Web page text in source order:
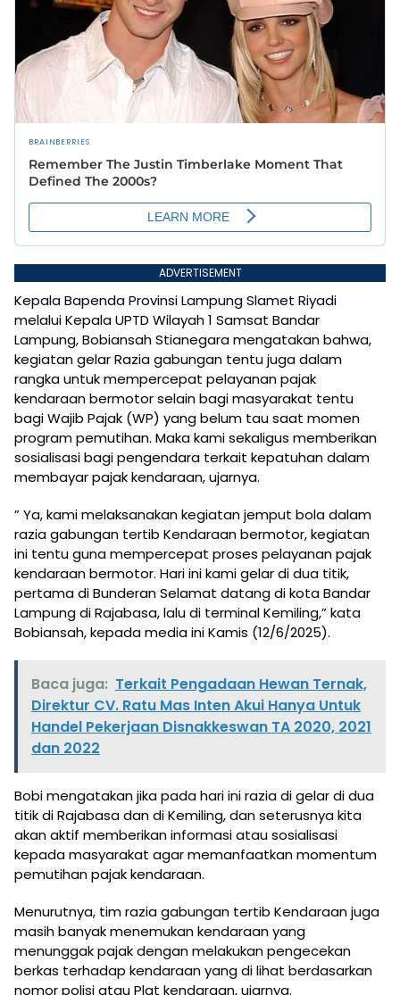
ADVERTISEMENT
Kepala Bapenda Provinsi Lampung Slamet Riyadi
melalui Kepala UPTD Wilayah 1 Samsat Bandar
Lampung, Bobiansah Stianegara mengatakan bahwa,
kegiatan gelar Razia gabungan tentu juga dalam
rangka untuk mempercepat pelayanan pajak
kendaraan bermotor selain bagi masyarakat tentu
bagi Wajib Pajak (WP) yang belum tau saat momen
program pemutihan. Maka kami sekaligus memberikan
sosialisasi bagi pengendara terkait kepatuhan dalam
membayar pajak kendaraan, ujarnya.
” Ya, kami melaksanakan kegiatan jemput bola dalam
razia gabungan tertib Kendaraan bermotor, kegiatan
ini tentu guna mempercepat proses pelayanan pajak
kendaraan bermotor. Hari ini kami gelar di dua titik,
pertama di Bunderan Selamat datang di kota Bandar
Lampung di Rajabasa, lalu di terminal Kemiling,” kata
Bobiansah, kepada media ini Kamis (12/6/2025).
Baca juga: Terkait Pengadaan Hewan Ternak,
Direktur CV. Ratu Mas Inten Akui Hanya Untuk
Handel Pekerjaan Disnakkeswan TA 2020, 2021
dan 2022
Bobi mengatakan jika pada hari ini razia di gelar di dua
titik di Rajabasa dan di Kemiling, dan seterusnya kita
akan aktif memberikan informasi atau sosialisasi
kepada masyarakat agar memanfaatkan momentum
pemutihan pajak kendaraan.
Menurutnya, tim razia gabungan tertib Kendaraan juga
masih banyak menemukan kendaraan yang
menunggak pajak dengan melakukan pengecekan
berkas terhadap kendaraan yang di lihat berdasarkan
nomor polisi atau Plat kendaraan, ujarnya.